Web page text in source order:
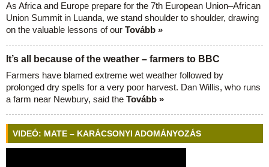
As Africa and Europe prepare for the 7th European Union–African
Union Summit in Luanda, we stand shoulder to shoulder, drawing
on the valuable lessons of our Tovább »
It’s all because of the weather – farmers to BBC
Farmers have blamed extreme wet weather followed by
prolonged dry spells for a very poor harvest. Dan Willis, who runs
a farm near Newbury, said the Tovább »
VIDEÓ: MATE – KARÁCSONYI ADOMÁNYOZÁS